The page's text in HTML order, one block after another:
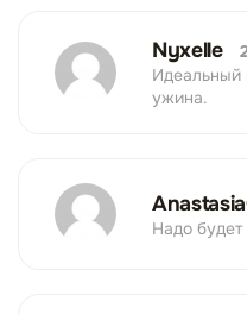
Nyxelle
Идеальный
ужина.
Надо будет